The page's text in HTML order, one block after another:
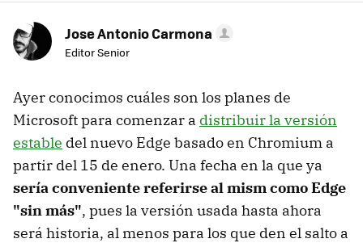
Jose Antonio Carmona
Editor Senior
Ayer conocimos cuáles son los planes de
Microsoft para comenzar a distribuir la versión
estable del nuevo Edge basado en Chromium a
partir del 15 de enero. Una fecha en la que ya
sería conveniente referirse al mism como Edge
"sin más", pues la versión usada hasta ahora
será historia, al menos para los que den el salto a